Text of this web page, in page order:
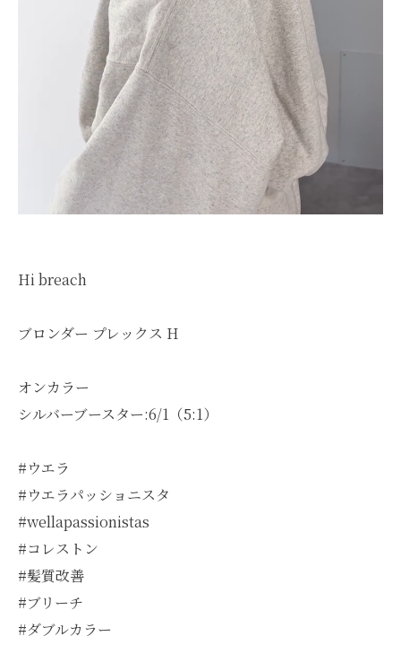
Hi breach
ブロンダー プレックス H
オンカラー
シルバーブースター:6/1（5:1）
#ウエラ
#ウエラパッショニスタ
#wellapassionistas
#コレストン
#髪質改善
#ブリーチ
#ダブルカラー